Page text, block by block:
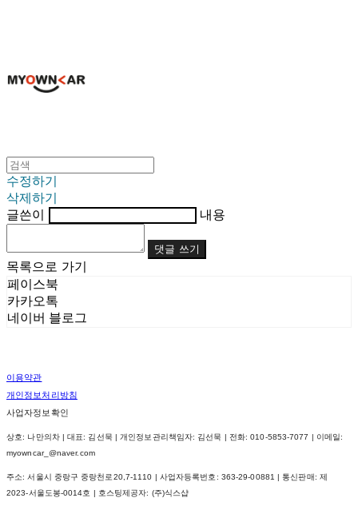
수정하기
삭제하기
글쓴이
내용
댓글 쓰기
목록으로 가기
페이스북
카카오톡
네이버 블로그
이용약관
개인정보처리방침
사업자정보확인
상호: 나만의차 | 대표: 김선묵 | 개인정보관리책임자: 김선묵 | 전화: 010-5853-7077 | 이메일:
myowncar_@naver.com
주소: 서울시 중랑구 중랑천로20,7-1110 | 사업자등록번호: 363-29-00881 | 통신판매: 제
2023-서울도봉-0014호
| 호스팅제공자: (주)식스샵